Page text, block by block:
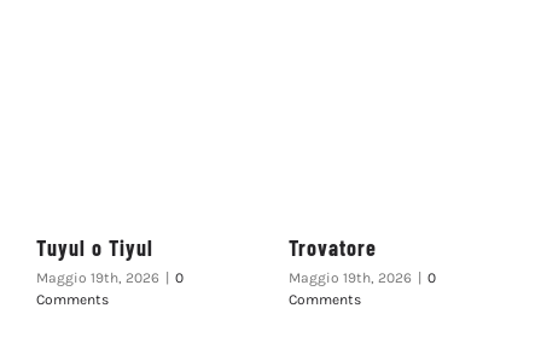
Tuyul o Tiyul
Maggio 19th, 2026
0
Comments
Trovatore
Maggio 19th, 2026
0
Comments